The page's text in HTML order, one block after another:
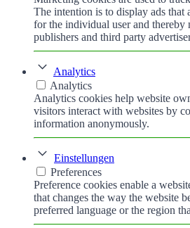
The intention is to display ads that
for the individual user and thereby
publishers and third party
Analytics
Analytics
Analytics cookies help website
visitors interact with websites by
information anonymously.
Einstellungen
Preferences
Preference cookies enable a
that changes the way the website
preferred language or the region